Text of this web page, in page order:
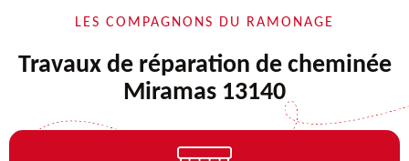
LES COMPAGNONS DU RAMONAGE
Travaux de réparation de cheminée
Miramas 13140